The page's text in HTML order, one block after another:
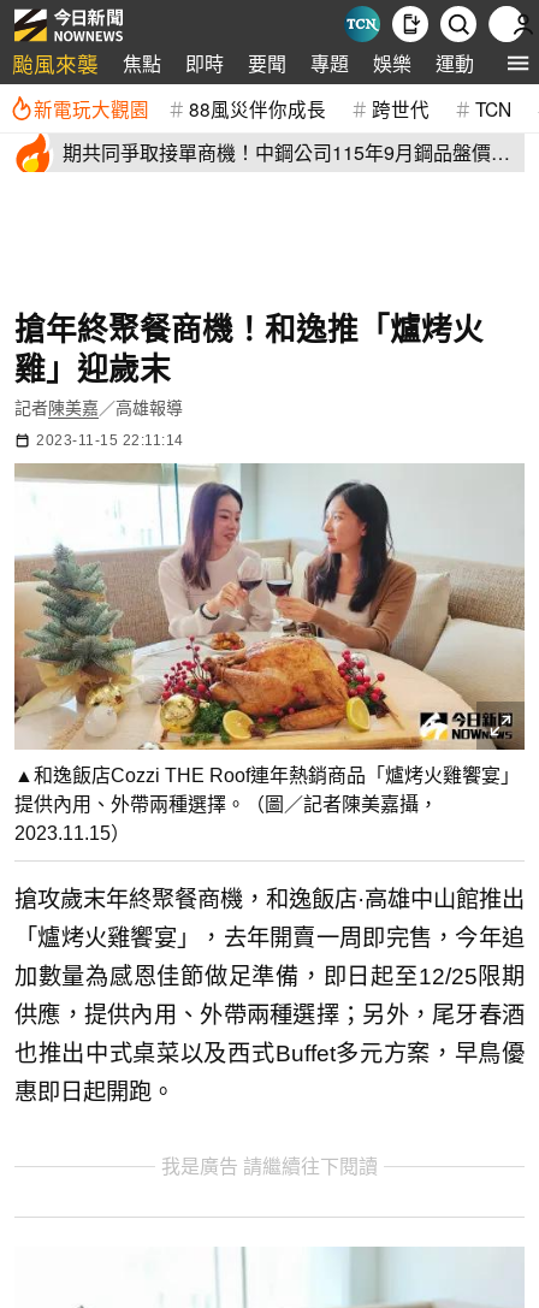
颱風來襲 焦點 即時 要聞 專題 娛樂 運動 全球
新電玩大觀園 88風災伴你成長 跨世代 TCN
期共同爭取接單商機！中鋼公司115年9月鋼品盤價全
搶年終聚餐商機！和逸推「爐烤火
雞」迎歲末
記者陳美嘉 ／高雄報導
2023-11-15 22:11:14
▲和逸飯店Cozzi THE Roof連年熱銷商品「爐烤火雞饗宴」
提供內用、外帶兩種選擇。（圖／記者陳美嘉攝，
2023.11.15）
搶攻歲末年終聚餐商機，和逸飯店·高雄中山館推出
「爐烤火雞饗宴」，去年開賣一周即完售，今年追
加數量為感恩佳節做足準備，即日起至12/25限期
供應，提供內用、外帶兩種選擇；另外，尾牙春酒
也推出中式桌菜以及西式Buffet多元方案，早鳥優
惠即日起開跑。
我是廣告 請繼續往下閱讀